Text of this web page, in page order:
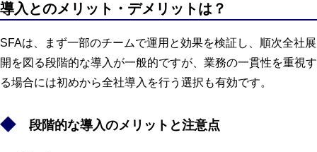
導入とのメリット・デメリットは？
SFAは、まず一部のチームで運用と効果を検証し、順次全社展
開を図る段階的な導入が一般的ですが、業務の一貫性を重視す
る場合には初めから全社導入を行う選択も有効です。
段階的な導入のメリットと注意点